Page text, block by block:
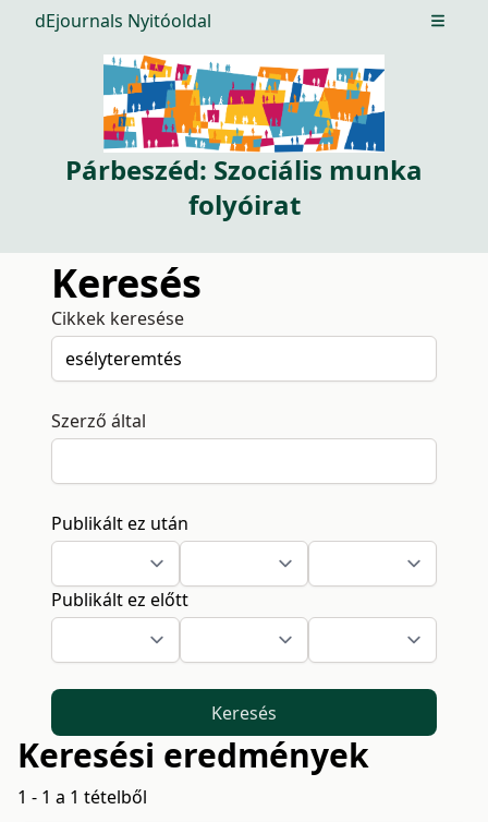
dEjournals Nyitóoldal Open
Párbeszéd: Szociális munka
folyóirat
Keresés
Cikkek keresése
Szerző által
Publikált ez után
Publikált ez előtt
Keresés
Keresési eredmények
1 - 1 a 1 tételből